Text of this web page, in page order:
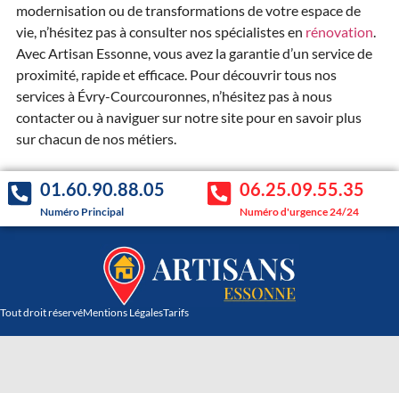
modernisation ou de transformations de votre espace de
vie, n’hésitez pas à consulter nos spécialistes en rénovation.
Avec Artisan Essonne, vous avez la garantie d’un service de
proximité, rapide et efficace. Pour découvrir tous nos
services à Évry-Courcouronnes, n’hésitez pas à nous
contacter ou à naviguer sur notre site pour en savoir plus
sur chacun de nos métiers.
Tout droit réservéMentions LégalesTarifs
01.60.90.88.05
Numéro Principal
06.25.09.55.35
Numéro d'urgence 24/24